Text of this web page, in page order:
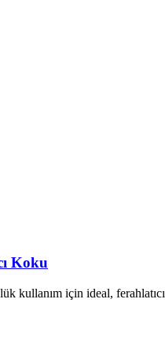
Koku
kullanım için ideal,